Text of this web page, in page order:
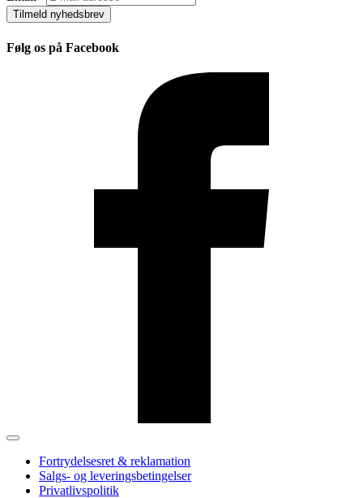
Tilmeld nyhedsbrev
Følg os på Facebook
Fortrydelsesret & reklamation
Salgs- og leveringsbetingelser
Privatlivspolitik